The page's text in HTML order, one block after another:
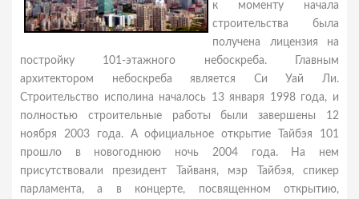
к моменту начала
строительства была
получена лицензия на
постройку 101-этажного небоскреба. Главным
архитектором небоскреба является Си Уай Ли.
Строительство исполина началось 13 января 1998 года, и
полностью строительные работы были завершены 12
ноября 2003 года. А официальное открытие Тайбэя 101
прошло в новогоднюю ночь 2004 года. На нем
присутствовали президент Тайваня, мэр Тайбэя, спикер
парламента, а в концерте, посвященном открытию,